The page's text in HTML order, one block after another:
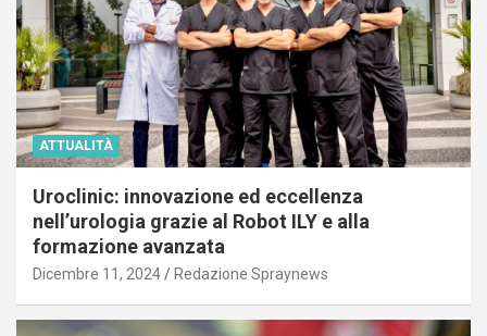
ATTUALITÀ
Uroclinic: innovazione ed eccellenza
nell’urologia grazie al Robot ILY e alla
formazione avanzata
Dicembre 11, 2024 Redazione Spraynews